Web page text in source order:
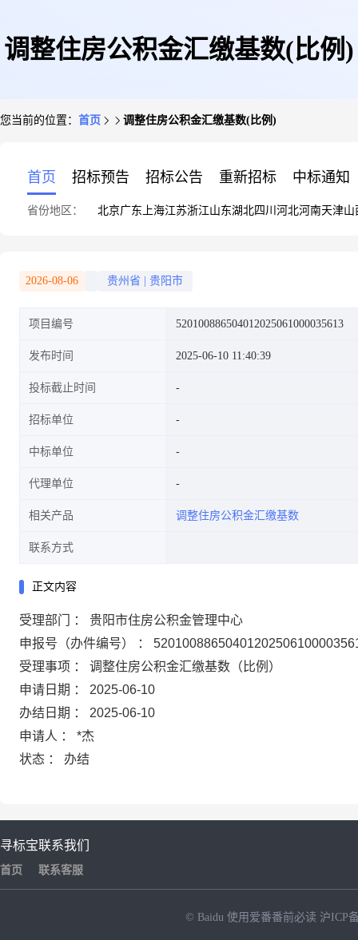
调整住房公积金汇缴基数(比例)
您当前的位置： 首页 调整住房公积金汇缴基数(比例)
首页 招标预告 招标公告 重新招标 中标通知
省份地区： 北京广东 上海江苏浙江山东湖北四川 河北河南天津山
2026-08-06 贵州省 贵阳市
项目编号 520100886504012025061000035613
发布时间 2025-06-10 11:40:39
投标截止时间
招标单位
中标单位
代理单位
相关产品 调整住房公积金汇缴基数
联系方式
正文内容
受理部门 ： 贵阳市住房公积金管理中心
申报号（办件编号） ：
受理事项 ： 调整住房公积金汇缴基数（比例）
申请日期 ： 2025-06-10
办结日期 ： 2025-06-10
申请人 ： *杰
状态 ： 办结
寻标宝
首页
联系我们
联系客服
© Baidu 使用爱番番前必读 沪ICP